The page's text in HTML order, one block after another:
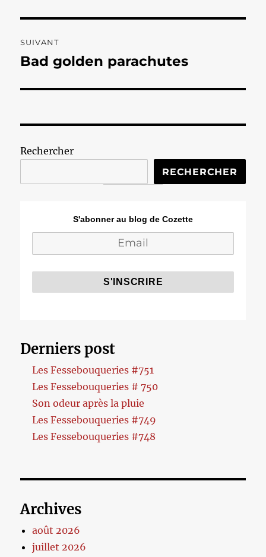
SUIVANT
Publication
Bad golden parachutes
Rechercher
RECHERCHER
S'abonner au blog de Cozette
Derniers post
Les Fessebouqueries #751
Les Fessebouqueries # 750
Son odeur après la pluie
Les Fessebouqueries #749
Les Fessebouqueries #748
Archives
août 2026
juillet 2026